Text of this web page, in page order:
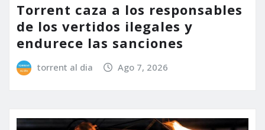
Torrent caza a los responsables
de los vertidos ilegales y
endurece las sanciones
torrent al dia Ago 7, 2026